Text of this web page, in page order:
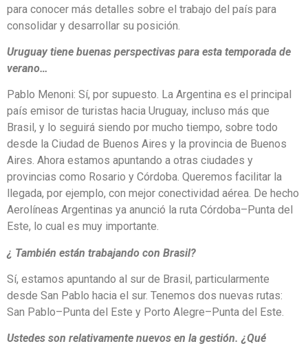
para conocer más detalles sobre el trabajo del país para
consolidar y desarrollar su posición.
Uruguay tiene buenas perspectivas para esta temporada de
verano…
Pablo Menoni: Sí, por supuesto. La Argentina es el principal
país emisor de turistas hacia Uruguay, incluso más que
Brasil, y lo seguirá siendo por mucho tiempo, sobre todo
desde la Ciudad de Buenos Aires y la provincia de Buenos
Aires. Ahora estamos apuntando a otras ciudades y
provincias como Rosario y Córdoba. Queremos facilitar la
llegada, por ejemplo, con mejor conectividad aérea. De hecho
Aerolíneas Argentinas ya anunció la ruta Córdoba–Punta del
Este, lo cual es muy importante.
¿ También están trabajando con Brasil?
Sí, estamos apuntando al sur de Brasil, particularmente
desde San Pablo hacia el sur. Tenemos dos nuevas rutas:
San Pablo–Punta del Este y Porto Alegre–Punta del Este.
Ustedes son relativamente nuevos en la gestión. ¿Qué